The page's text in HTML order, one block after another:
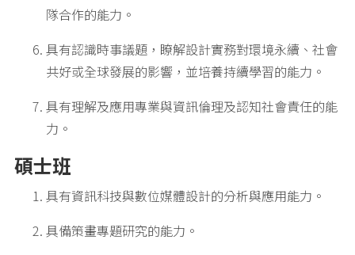
隊合作的能力。
具有認識時事議題，瞭解設計實務對環境永續、社會
共好或全球發展的影響，並培養持續學習的能力。
具有理解及應用專業與資訊倫理及認知社會責任的能
力。
碩士班
具有資訊科技與數位媒體設計的分析與應用能力。
具備策畫專題研究的能力。